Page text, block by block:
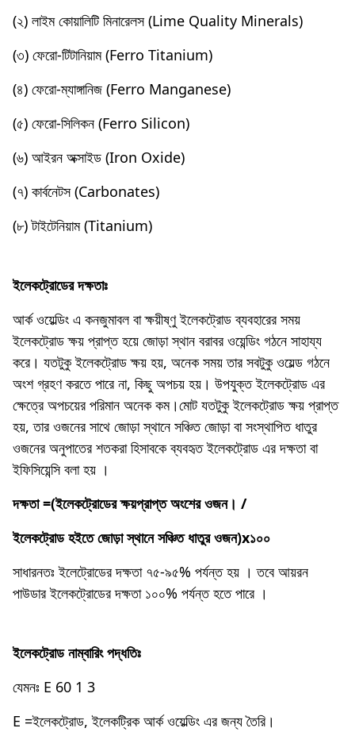
(২) লাইম কোয়ালিটি মিনারেলস (Lime Quality Minerals)
(৩) ফেরাে-টিটানিয়াম (Ferro Titanium)
(৪) ফেরাে-ম্যাঙ্গানিজ (Ferro Manganese)
(৫) ফেরাে-সিলিকন (Ferro Silicon)
(৬) আইরন অক্সাইড (Iron Oxide)
(৭) কার্বনেটস (Carbonates)
(৮) টাইটেনিয়াম (Titanium)
ইলেকট্রোডের দক্ষতাঃ
আর্ক ওয়েল্ডিং এ কনজুমাবল বা ক্ষয়ীষ্ণু ইলেকট্রোড ব্যবহারের সময়
ইলেকট্রোড ক্ষয় প্রাপ্ত হয়ে জোড়া স্থান বরাবর ওয়েন্ডিং গঠনে সাহায্য
করে। যতটুকু ইলেকট্রোড ক্ষয় হয়, অনেক সময় তার সবটুকু ওয়েল্ড গঠনে
অংশ গ্রহণ করতে পারে না, কিছু অপচয় হয়। উপযুক্ত ইলেকট্রোড এর
ক্ষেত্রে অপচয়ের পরিমান অনেক কম।মােট যতটুকু ইলেকট্রোড ক্ষয় প্রাপ্ত
হয়, তার ওজনের সাথে জোড়া স্থানে সঞ্চিত জোড়া বা সংস্থাপিত ধাতুর
ওজনের অনুপাতের শতকরা হিসাবকে ব্যবহৃত ইলেকট্রোড এর দক্ষতা বা
ইফিসিয়েন্সি বলা হয় ।
দক্ষতা =(ইলেকট্রোডের ক্ষয়প্রাপ্ত অংশের ওজন। /
ইলেকট্রোড হইতে জোড়া স্থানে সঞ্চিত ধাতুর ওজন)x১০০
সাধারনতঃ ইলেট্রোডের দক্ষতা ৭৫-৯৫% পর্যন্ত হয় । তবে আয়রন
পাউডার ইলেকট্রোডের দক্ষতা ১০০% পর্যন্ত হতে পারে ।
ইলেকট্রোড নাম্বারিং পদ্ধতিঃ
যেমনঃ E 60 1 3
E =ইলেকট্রোড, ইলেকট্রিক আর্ক ওয়েল্ডিং এর জন্য তৈরি।